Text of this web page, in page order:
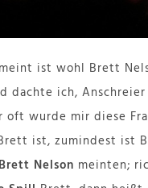
ist wohl Brett
dachte ich,
oft wurde mir diese
ist, zumindest ist
Brett Nelson meinten;